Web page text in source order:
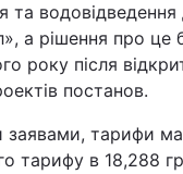
та
а рішення про це
року після
постанов.
заявами, тарифи
тарифу в 18,288